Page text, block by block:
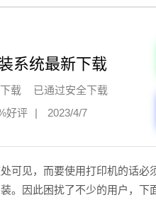
系统最新下载
载
已通过安全下载
好评 | 2023/4/7
可见，而要使用打印机的话必
。因此困扰了不少的用户，下